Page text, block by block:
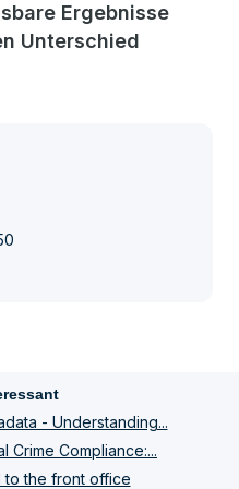
Ergebnisse
Unterschied
- Understanding...
Crime Compliance:...
to the front office